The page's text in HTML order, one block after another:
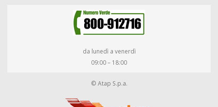
da lunedì a venerdì
09:00 – 18:00
© Atap S.p.a.